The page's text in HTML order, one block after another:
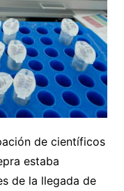
de científicos
estaba
de la llegada de